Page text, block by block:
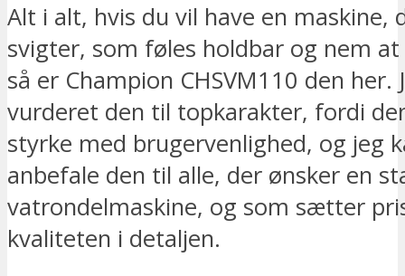
Alt i alt, hvis du vil have en maskine,
svigter, som føles holdbar og nem
så er Champion CHSVM110 den her.
vurderet den til topkarakter, fordi
styrke med brugervenlighed, og jeg
anbefale den til alle, der ønsker en
vatrondelmaskine, og som sætter
kvaliteten i detaljen.